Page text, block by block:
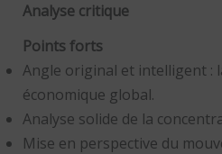
Analyse critique
Points forts
Angle original et intelligent :
économique global.
Analyse solide de la
Mise en perspective du